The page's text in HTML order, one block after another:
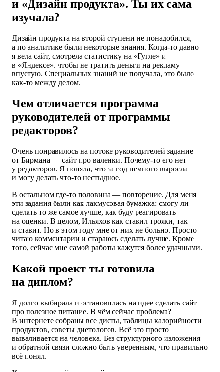
и «Дизайн продукта». Ты их сама
изучала?
Дизайн продукта на второй ступени не понадобился,
а по аналитике были некоторые знания. Когда-то давно
я вела сайт, смотрела статистику на «Гугле» и
в «Яндексе», чтобы не тратить деньги на рекламу
впустую. Специальных знаний не получала, это было
как-то между делом.
Чем отличается программа
руководителей от программы
редакторов?
Очень понравилось на потоке руководителей задание
от Бирмана — сайт про валенки. Почему-то его нет
у редакторов. Я поняла, что за год немного выросла
и могу делать что-то нестыдное.
В остальном где-то половина — повторение. Для меня
эти задания были как лакмусовая бумажка: смогу ли
сделать то же самое лучше, как буду реагировать
на оценки. В целом, Ильяхов как ставил трояки, так
и ставит. Но в этом году мне от них не больно. Просто
читаю комментарии и стараюсь сделать лучше. Кроме
того, сейчас мне самой работы кажутся более удачными.
Какой проект ты готовила
на диплом?
Я долго выбирала и остановилась на идее сделать сайт
про полезное питание. В чём сейчас проблема?
В интернете собраны все диеты, таблицы калорийности
продуктов, советы диетологов. Всё это просто
вываливается на человека. Без структурного изложения
и обратной связи сложно быть уверенным, что правильно
всё понял.